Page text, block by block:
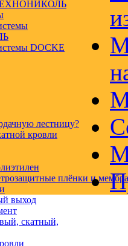
ТЕХНОНИКОЛЬ
DOCKE
лестницу?
кровли
плёнки и
выход
скатный,